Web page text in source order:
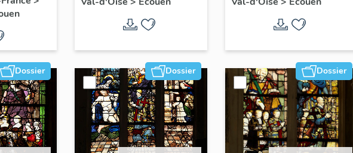
la
filles
Vue.
Dossier Dossier Dossier